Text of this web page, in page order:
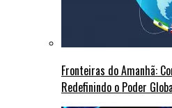
Fronteiras do Amanhã:
Redefinindo o Poder